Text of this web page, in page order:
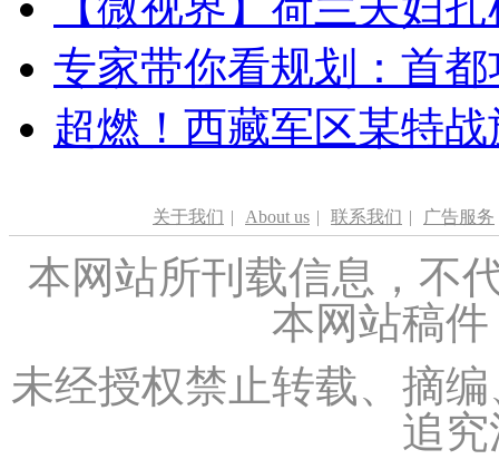
专家带你看规划：首
超燃！西藏军区某特
关于我们 | About us | 联系我们 | 广告服务
本网站所刊载信息，不
本网站稿
未经授权禁止转载、摘
追